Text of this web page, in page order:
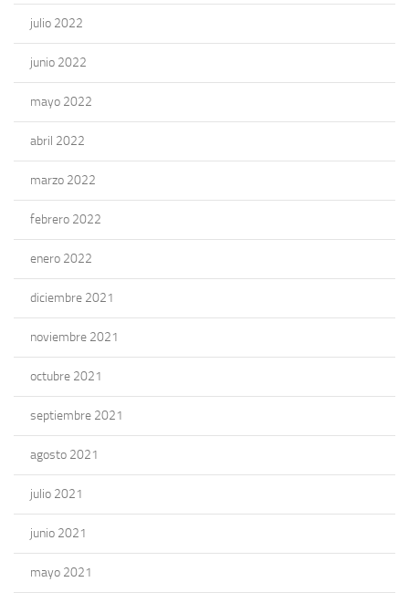
julio 2022
junio 2022
mayo 2022
abril 2022
marzo 2022
febrero 2022
enero 2022
diciembre 2021
noviembre 2021
octubre 2021
septiembre 2021
agosto 2021
julio 2021
junio 2021
mayo 2021